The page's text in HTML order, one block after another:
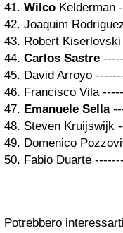
41. Wilco Kelderman
42. Joaquim
43. Robert
44. Carlos Sastre
45. David Arroyo
46. Francisco Vila
47. Emanuele Sella
48. Steven Kruijswijk
49. Domenico
50. Fabio Duarte
Potrebbero